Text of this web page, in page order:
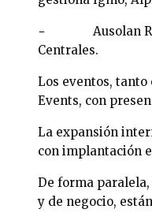
− Ausolan RCS:
Centrales.
Los eventos,
Events, con
La expansión
con implantación
De forma
y de negocio,